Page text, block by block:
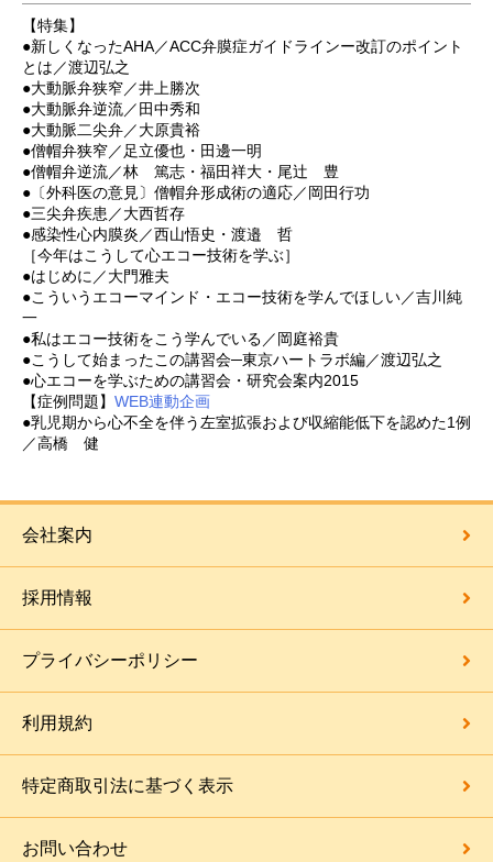
【特集】
●新しくなったAHA／ACC弁膜症ガイドラインー改訂のポイント
とは／渡辺弘之
●大動脈弁狭窄／井上勝次
●大動脈弁逆流／田中秀和
●大動脈二尖弁／大原貴裕
●僧帽弁狭窄／足立優也・田邊一明
●僧帽弁逆流／林 篤志・福田祥大・尾辻 豊
●〔外科医の意見〕僧帽弁形成術の適応／岡田行功
●三尖弁疾患／大西哲存
●感染性心内膜炎／西山悟史・渡邉 哲
［今年はこうして心エコー技術を学ぶ］
●はじめに／大門雅夫
●こういうエコーマインド・エコー技術を学んでほしい／吉川純
一
●私はエコー技術をこう学んでいる／岡庭裕貴
●こうして始まったこの講習会─東京ハートラボ編／渡辺弘之
●心エコーを学ぶための講習会・研究会案内2015
【症例問題】 WEB連動企画
●乳児期から心不全を伴う左室拡張および収縮能低下を認めた1例
／高橋 健
会社案内
採用情報
プライバシーポリシー
利用規約
特定商取引法に基づく表示
お問い合わせ